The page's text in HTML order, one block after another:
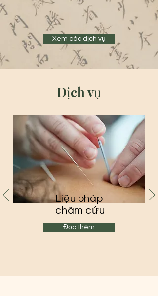
Xem các dịch vụ
Dịch vụ
Liệu pháp
châm cứu
Đọc thêm